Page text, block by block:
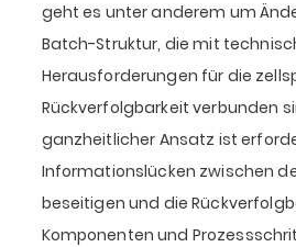
geht es unter anderem um
Batch-Struktur, die mit
Herausforderungen für die
Rückverfolgbarkeit verbunden
ganzheitlicher Ansatz ist
Informationslücken zwischen
beseitigen und die
Komponenten und